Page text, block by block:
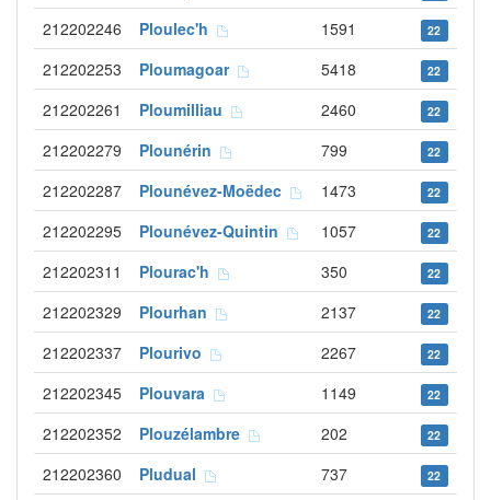
212202246 Ploulec'h 1591 22
212202253 Ploumagoar 5418 22
212202261 Ploumilliau 2460 22
212202279 Plounérin 799 22
212202287 Plounévez-Moëdec 1473 22
212202295 Plounévez-Quintin 1057 22
212202311 Plourac'h 350 22
212202329 Plourhan 2137 22
212202337 Plourivo 2267 22
212202345 Plouvara 1149 22
212202352 Plouzélambre 202 22
212202360 Pludual 737 22